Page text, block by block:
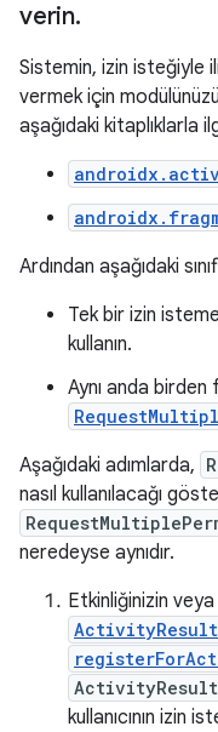
verin.
Sistemin, izin isteğiyle
vermek için
aşağıdaki kitaplıklarla
Ardından aşağıdaki
Tek bir izin
kullanın.
Aynı anda
Aşağıdaki adımlarda,
nasıl kullanılacağı
neredeyse aynıdır.
Etkinliğinizin veya
kullanıcının izin